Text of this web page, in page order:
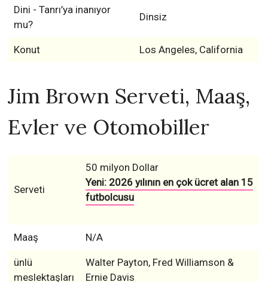
Dini - Tanrı’ya inanıyor
mu?
Dinsiz
Konut Los Angeles, California
Jim Brown Serveti, Maaş,
Evler ve Otomobiller
Serveti
50 milyon Dollar
Yeni: 2026 yılının en çok ücret alan 15
futbolcusu
Maaş N/A
ünlü
meslektaşları
Walter Payton, Fred Williamson &
Ernie Davis